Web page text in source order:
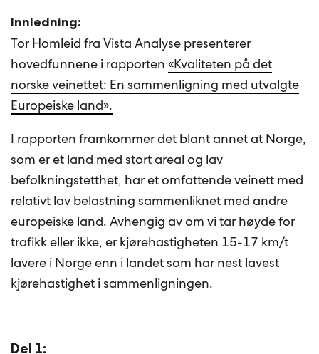
Innledning:
Tor Homleid fra Vista Analyse presenterer
hovedfunnene i rapporten«Kvaliteten på det
norske veinettet: En sammenligning med utvalgte
Europeiske land».
I rapporten framkommer det blant annet at Norge,
som er et land med stort areal og lav
befolkningstetthet, har et omfattende veinett med
relativt lav belastning sammenliknet med andre
europeiske land. Avhengig av om vi tar høyde for
trafikk eller ikke, er kjørehastigheten 15-17 km/t
lavere i Norge enn i landet som har nest lavest
kjørehastighet i sammenligningen.
Del 1: